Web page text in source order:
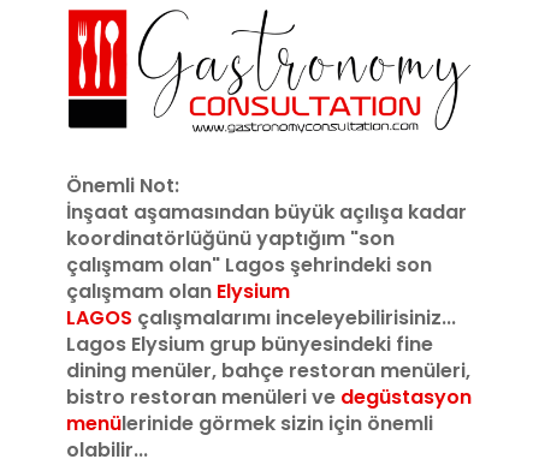
Önemli Not:
İnşaat aşamasından büyük açılışa kadar
koordinatörlüğünü yaptığım "son
çalışmam olan" Lagos şehrindeki son
çalışmam olan Elysium
LAGOS çalışmalarımı inceleyebilirisiniz...
Lagos Elysium grup bünyesindeki fine
dining menüler, bahçe restoran menüleri,
bistro restoran menüleri ve degüstasyon
menülerinide görmek sizin için önemli
olabilir...